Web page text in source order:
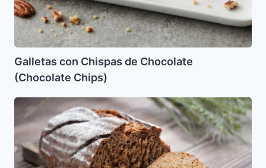
Galletas con Chispas de Chocolate
(Chocolate Chips)
Pan
tipo
Goldstein
(Rye
Bread)